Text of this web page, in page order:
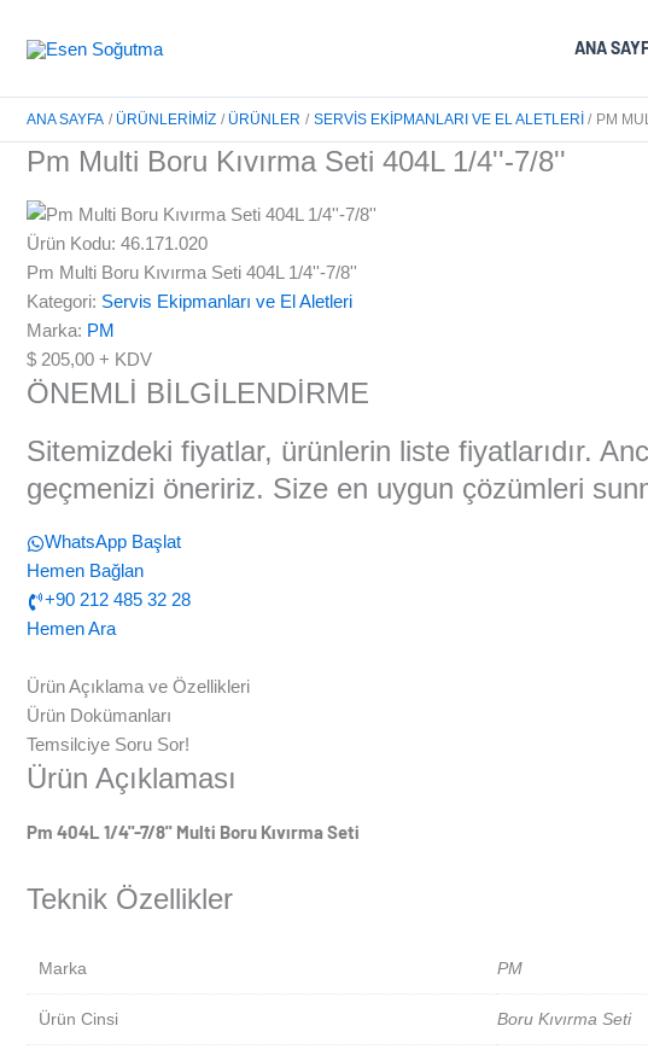
ANA
ANA SAYFA ÜRÜNLERIMIZ ÜRÜNLER SERVIS EKIPMANLARI VE EL ALETLERI PM
Pm Multi Boru Kıvırma Seti 404L 1/4''-7/8''
Ürün Kodu: 46.171.020
Pm Multi Boru Kıvırma Seti 404L 1/4''-7/8''
Kategori: Servis Ekipmanları ve El Aletleri
Marka: PM
$ 205,00 + KDV
ÖNEMLİ BİLGİLENDİRME
Sitemizdeki fiyatlar, ürünlerin liste fiyatlarıdır.
geçmenizi öneririz. Size en uygun çözümleri
WhatsApp Başlat
Hemen Bağlan
+90 212 485 32 28
Hemen Ara
Ürün Açıklama ve Özellikleri
Ürün Dokümanları
Temsilciye Soru Sor!
Ürün Açıklaması
Pm 404L 1/4''-7/8'' Multi Boru Kıvırma Seti
Teknik Özellikler
Marka PM
Ürün Cinsi Boru Kıvırma Seti